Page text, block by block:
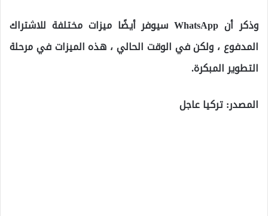
وذكر أن WhatsApp سيوفر أيضًا ميزات مختلفة للاشتراك
المدفوع ، ولكن في الوقت الحالي ، هذه الميزات في مرحلة
التطوير المبكرة.
المصدر: تركيا عاجل